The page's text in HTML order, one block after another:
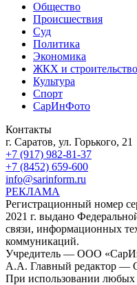
Общество
Происшествия
Суд
Политика
Экономика
ЖКХ и строительство
Культура
Спорт
СарИнФото
Контакты
г. Саратов, ул. Горького, 21
+7 (917) 982-81-37
+7 (8452) 659-600
info@sarinform.ru
РЕКЛАМА
Регистрационный номер
2021 г. выдано
связи, информационных
коммуникаций.
Учредитель — ООО
А.А. Главный редактор —
При использовании